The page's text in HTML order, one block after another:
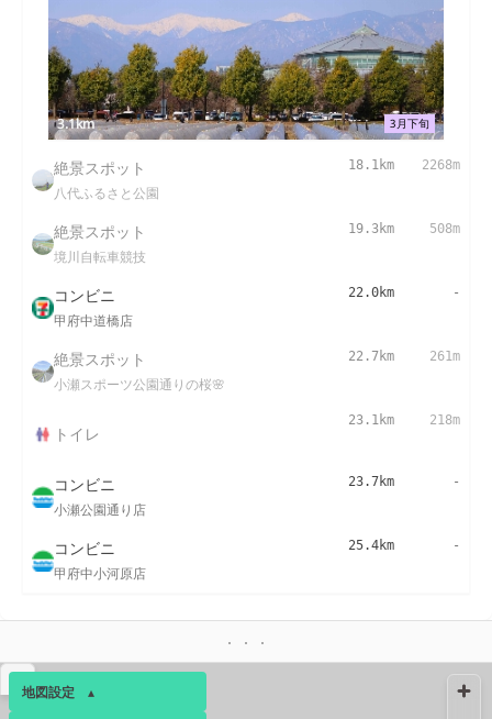
3月下旬
3.1km
絶景スポット
八代ふるさと公園
18.1km 2268m
絶景スポット
境川自転車競技
19.3km 508m
コンビニ
甲府中道橋店
22.0km -
絶景スポット
小瀬スポーツ公園通りの桜🌸
22.7km 261m
トイレ
23.1km 218m
コンビニ
小瀬公園通り店
23.7km -
コンビニ
甲府中小河原店
25.4km -
地図設定 ▴